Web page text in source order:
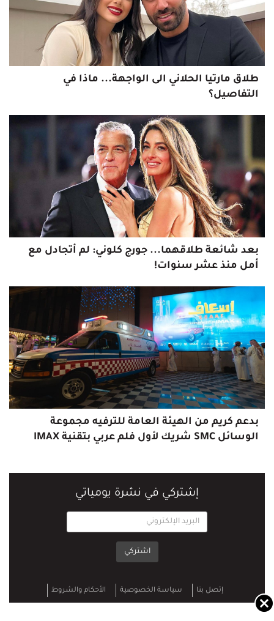
طلاق مارتيا الحلاني الى الواجهة... ماذا في
التفاصيل؟
بعد شائعة طلاقهما... جورج كلوني: لم أتجادل مع
أمل منذ عشر سنوات!
بدعم كريم من الهيئة العامة للترفيه مجموعة
الوسائل SMC شريك لأول فلم عربي بتقنية IMAX
إشتركي في نشرة يومياتي
اشتركي
إتصل بنا سياسة الخصوصية‎ الأحكام والشروط